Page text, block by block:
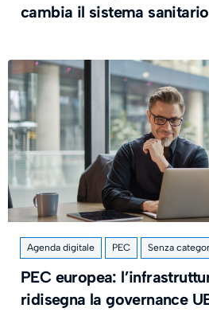
cambia il sistema sanitario
Agenda digitale PEC Senza
PEC europea:
ridisegna la governance